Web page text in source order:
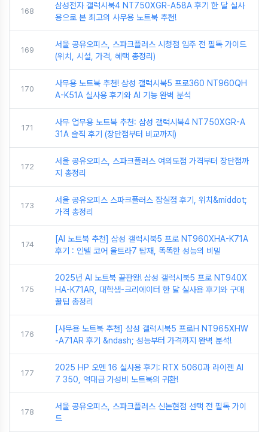
168
삼성전자 갤럭시북4 NT750XGR-A58A 후기 한 달 실사
용으로 본 최고의 사무용 노트북 추천!
169
서울 공유오피스, 스파크플러스 시청점 입주 전 필독 가이드
(위치, 시설, 가격, 혜택 총정리)
170
사무용 노트북 추천! 삼성 갤럭시북5 프로360 NT960QH
A-K51A 실사용 후기와 AI 기능 완벽 분석
171
사무 업무용 노트북 추천: 삼성 갤럭시북4 NT750XGR-A
31A 솔직 후기 (장단점부터 비교까지)
172
서울 공유오피스, 스파크플러스 여의도점 가격부터 장단점까
지 총정리
173
서울 공유오피스 스파크플러스 잠실점 후기, 위치&middot;
가격 총정리
174
[AI 노트북 추천] 삼성 갤럭시북5 프로 NT960XHA-K71A
후기 : 인텔 코어 울트라7 탑재, 똑똑한 성능의 비밀
175
2025년 AI 노트북 끝판왕! 삼성 갤럭시북5 프로 NT940X
HA-K71AR, 대학생-크리에이터 한 달 실사용 후기와 구매
꿀팁 총정리
176
[사무용 노트북 추천] 삼성 갤럭시북5 프로H NT965XHW
-A71AR 후기 &ndash; 성능부터 가격까지 완벽 분석!
177
2025 HP 오멘 16 실사용 후기: RTX 5060과 라이젠 AI
7 350, 역대급 가성비 노트북의 귀환!
178
서울 공유오피스, 스파크플러스 신논현점 선택 전 필독 가이
드